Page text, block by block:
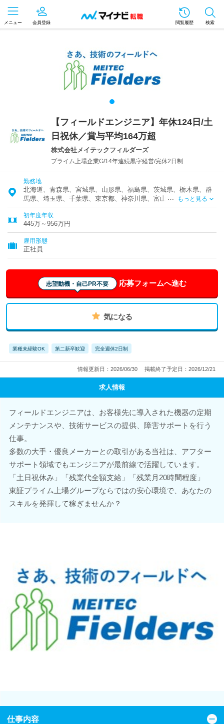
メニュー 会員登録 閲覧履歴 検索
【フィールドエンジニア】年休124日/土
日祝休／賞与平均164万超
株式会社メイテックフィルダーズ
プライム上場企業G/14年連続黒字経営/完休2日制
勤務地
北海道、青森県、宮城県、山形県、福島県、茨城県、栃木県、群
馬県、埼玉県、千葉県、東京都、神奈川県、富山県、石川県、福
井県、新潟県、山梨県、岐阜県、静岡県、愛知県、三重県、滋賀
県、京都府、大阪府、兵庫県、奈良県、鳥取県、島根県、広島
県、山口県、香川県、福岡県、佐賀県、長崎県、熊本県、大分
県、宮崎県、鹿児島県
もっと見る
初年度年収
445万～956万円
雇用形態
正社員
志望動機・自己PR不要 応募フォームへ進む
気になる
業種未経験OK 第二新卒歓迎 完全週休2日制
情報更新日：2026/06/30 掲載終了予定日：2026/12/21
求人情報
フィールドエンジニアは、お客様先に導入された機器の定期
メンテナンスや、技術サービスの提供、障害サポートを行う
仕事。
多数の大手・優良メーカーとの取引がある当社は、アフター
サポート領域でもエンジニアが最前線で活躍しています。
「土日祝休み」「残業代全額支給」「残業月20時間程度」
東証プライム上場グループならではの安心環境で、あなたの
スキルを発揮して稼ぎませんか？
仕事内容